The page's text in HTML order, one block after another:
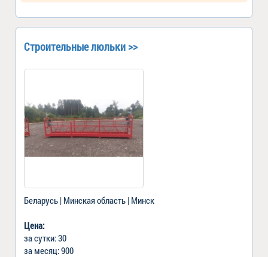
Строительные люльки >>
Беларусь | Минская область | Минск
Цена:
за сутки: 30
за месяц: 900